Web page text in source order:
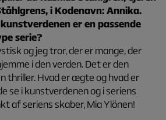
i Kodenavn: Annika.
er en passende
serie?
og jeg tror, der er mange, der
i den verden. Det er den
thriller. Hvad er ægte og hvad er
se i kunstverdenen og i seriens
af seriens skaber, Mia Ylönen!